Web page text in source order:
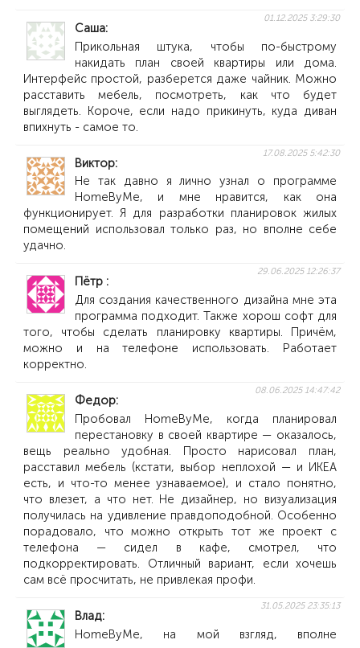
Саша
01.12.2025 3:29:30
Прикольная штука, чтобы по-быстрому
накидать план своей квартиры или дома.
Интерфейс простой, разберется даже чайник. Можно
расставить мебель, посмотреть, как что будет
выглядеть. Короче, если надо прикинуть, куда диван
впихнуть - самое то.
Виктор
17.08.2025 5:42:30
Не так давно я лично узнал о программе
HomeByMe, и мне нравится, как она
функционирует. Я для разработки планировок жилых
помещений использовал только раз, но вполне себе
удачно.
Пётр
29.06.2025 12:26:37
Для создания качественного дизайна мне эта
программа подходит. Также хорош софт для
того, чтобы сделать планировку квартиры. Причём,
можно и на телефоне использовать. Работает
корректно.
Федор
08.06.2025 14:47:42
Пробовал HomeByMe, когда планировал
перестановку в своей квартире — оказалось,
вещь реально удобная. Просто нарисовал план,
расставил мебель (кстати, выбор неплохой — и ИКЕА
есть, и что-то менее узнаваемое), и стало понятно,
что влезет, а что нет. Не дизайнер, но визуализация
получилась на удивление правдоподобной. Особенно
порадовало, что можно открыть тот же проект с
телефона — сидел в кафе, смотрел, что
подкорректировать. Отличный вариант, если хочешь
сам всё просчитать, не привлекая профи.
Влад
31.05.2025 23:35:13
HomeByMe, на мой взгляд, вполне